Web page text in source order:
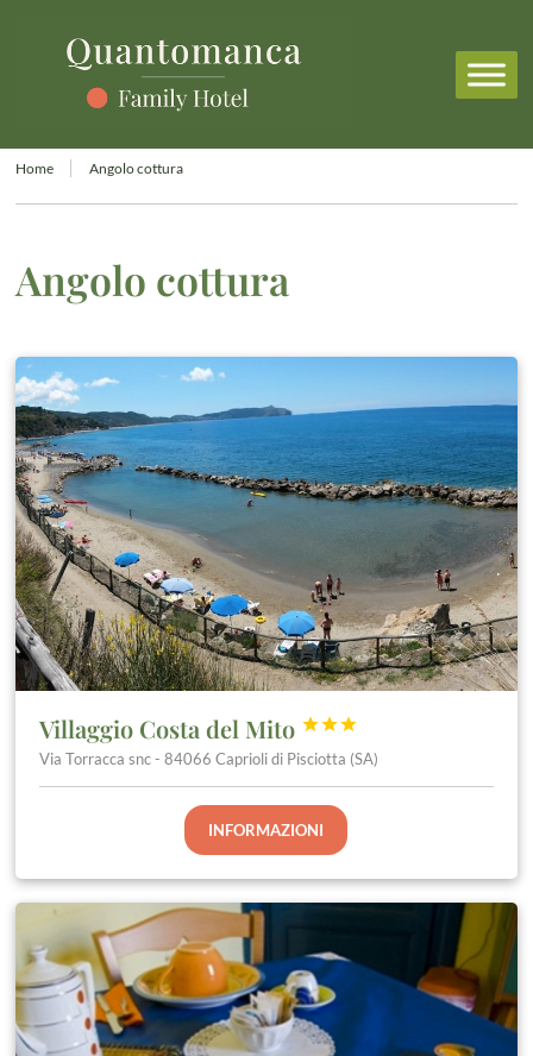
Home Angolo cottura
Angolo cottura
Villaggio Costa del Mito 


Via Torracca snc - 84066 Caprioli di Pisciotta (SA)
INFORMAZIONI